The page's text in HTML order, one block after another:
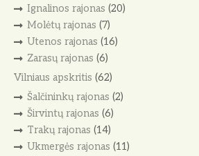
Ignalinos rajonas (20)
Molėtų rajonas (7)
Utenos rajonas (16)
Zarasų rajonas (6)
Vilniaus apskritis (62)
Šalčininkų rajonas (2)
Širvintų rajonas (6)
Trakų rajonas (14)
Ukmergės rajonas (11)